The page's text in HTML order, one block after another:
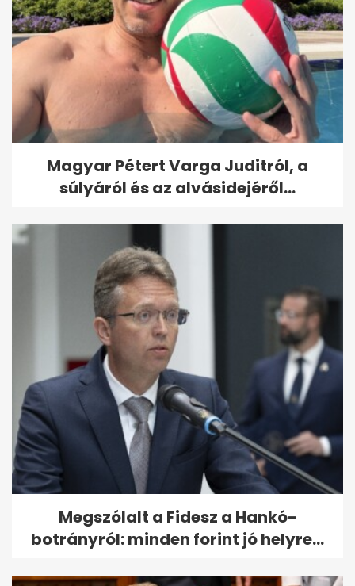
Magyar Pétert Varga Juditról, a
súlyáról és az alvásidejéről...
Megszólalt a Fidesz a Hankó-
botrányról: minden forint jó helyre...